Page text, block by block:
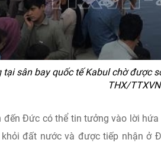
tại sân bay quốc tế Kabul chờ được
THX/TTXVN
đến Đức có thể tin tưởng vào lời
đất nước và được tiếp nhận ở